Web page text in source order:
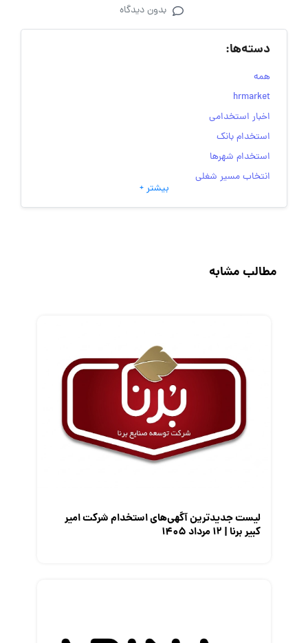
بدون دیدگاه
دسته‌ها:
همه
hrmarket
اخبار استخدامی
استخدام بانک
استخدام شهرها
انتخاب مسیر شغلی
به‌روزرسانی‌های سایت (کارجویی)
رزومه
کارفرمایان
گزارش‌های آماری
معرفی متخصصان منابع انسانی
بیشتر +
مطالب مشابه
لیست جدیدترین آگهی‌های استخدام شرکت امیر
کبیر برنا | ۱۲ مرداد ۱۴۰۵